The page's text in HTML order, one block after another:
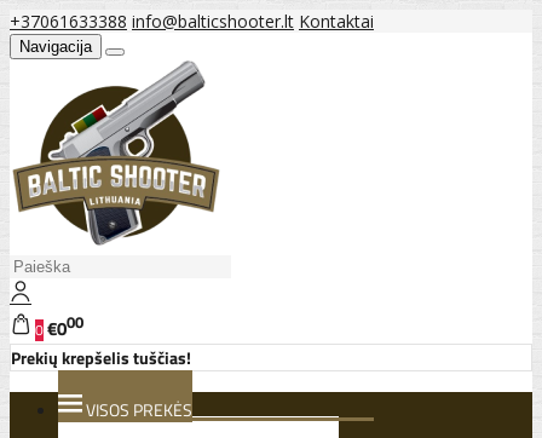
+37061633388 info@balticshooter.lt Kontaktai
Navigacija
0€000
Prekių krepšelis tuščias!
VISOS PREKĖS